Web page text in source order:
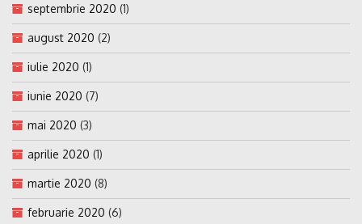
septembrie 2020 (1)
august 2020 (2)
iulie 2020 (1)
iunie 2020 (7)
mai 2020 (3)
aprilie 2020 (1)
martie 2020 (8)
februarie 2020 (6)